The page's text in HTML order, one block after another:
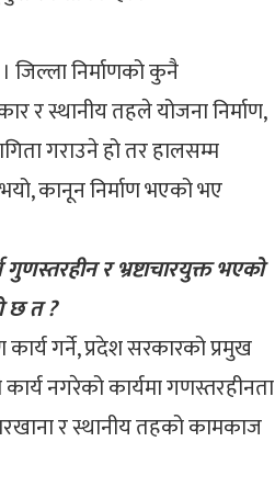
जिल्ला निर्माणको कुनै
र स्थानीय तहले योजना निर्माण,
गराउने हो तर हालसम्म
कानून निर्माण भएको भए
र भ्रष्टाचारयुक्त भएको
छ त ?
गर्ने, प्रदेश सरकारको प्रमुख
कार्य नगरेको कार्यमा गणस्तरहीनता
र स्थानीय तहको कामकाज